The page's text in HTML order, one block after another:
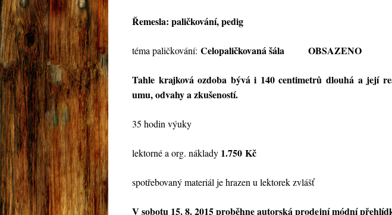
Řemesla: paličkování, pedig
téma paličkování: Celopaličkovaná šála OBSAZENO
Tahle krajková ozdoba bývá i 140 centimetrů dlouhá a její
umu, odvahy a zkušeností.
35 hodin výuky
lektorné a org. náklady 1.750 Kč
spotřebovaný materiál je hrazen u lektorek zvlášť
V sobotu 15. 8. 2015 proběhne autorská prodejní módní